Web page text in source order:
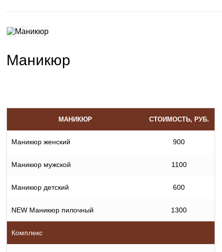
Маникюр
МАНИКЮР СТОИМОСТЬ, РУБ.
Маникюр женский 900
Маникюр мужской 1100
Маникюр детский 600
NEW Маникюр пилочный 1300
Комплекс